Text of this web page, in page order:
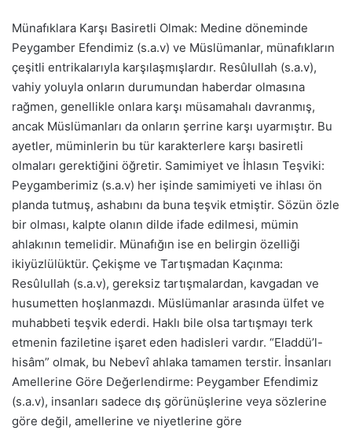
Münafıklara Karşı Basiretli Olmak: Medine döneminde
Peygamber Efendimiz (s.a.v) ve Müslümanlar, münafıkların
çeşitli entrikalarıyla karşılaşmışlardır. Resûlullah (s.a.v),
vahiy yoluyla onların durumundan haberdar olmasına
rağmen, genellikle onlara karşı müsamahalı davranmış,
ancak Müslümanları da onların şerrine karşı uyarmıştır. Bu
ayetler, müminlerin bu tür karakterlere karşı basiretli
olmaları gerektiğini öğretir. Samimiyet ve İhlasın Teşviki:
Peygamberimiz (s.a.v) her işinde samimiyeti ve ihlası ön
planda tutmuş, ashabını da buna teşvik etmiştir. Sözün özle
bir olması, kalpte olanın dilde ifade edilmesi, mümin
ahlakının temelidir. Münafığın ise en belirgin özelliği
ikiyüzlülüktür. Çekişme ve Tartışmadan Kaçınma:
Resûlullah (s.a.v), gereksiz tartışmalardan, kavgadan ve
husumetten hoşlanmazdı. Müslümanlar arasında ülfet ve
muhabbeti teşvik ederdi. Haklı bile olsa tartışmayı terk
etmenin faziletine işaret eden hadisleri vardır. “Eladdü’l-
hisâm” olmak, bu Nebevî ahlaka tamamen terstir. İnsanları
Amellerine Göre Değerlendirme: Peygamber Efendimiz
(s.a.v), insanları sadece dış görünüşlerine veya sözlerine
göre değil, amellerine ve niyetlerine göre